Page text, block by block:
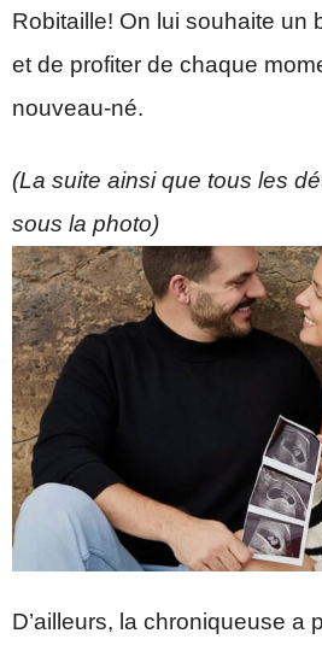
Robitaille! On lui souhaite un
et de profiter de chaque
nouveau-né.
(La suite ainsi que tous les
sous la photo)
D’ailleurs, la chroniqueuse a